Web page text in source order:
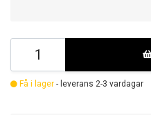
Få i lager - leverans 2-3 vardagar